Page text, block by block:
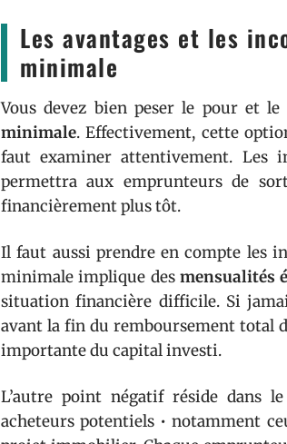
Les avantages et les
minimale
Vous devez bien peser le pour et
minimale. Effectivement, cette
faut examiner attentivement. Les
permettra aux emprunteurs de
financièrement plus tôt.
Il faut aussi prendre en compte les
minimale implique des mensualités
situation financière difficile. Si
avant la fin du remboursement total
importante du capital investi.
L’autre point négatif réside dans
acheteurs potentiels • notamment